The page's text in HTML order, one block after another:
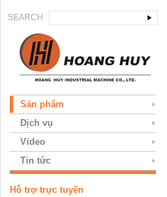
SEARCH
Sản phẩm
Dịch vụ
Video
Tin tức
Hỗ trợ trực tuyến